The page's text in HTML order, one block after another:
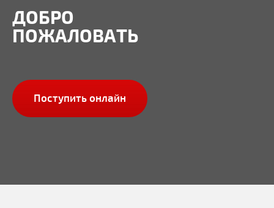
ДОБРО
ПОЖАЛОВАТЬ
Поступить онлайн